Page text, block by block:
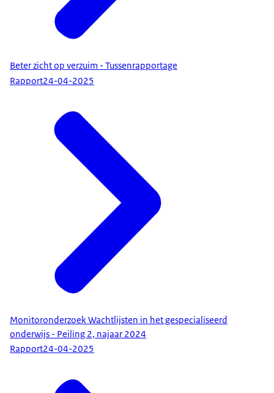
Beter zicht op verzuim - Tussenrapportage
Rapport24-04-2025
Monitoronderzoek Wachtlijsten in het gespecialiseerd
onderwijs - Peiling 2, najaar 2024
Rapport24-04-2025